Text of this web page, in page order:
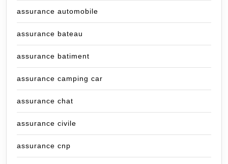
assurance automobile
assurance bateau
assurance batiment
assurance camping car
assurance chat
assurance civile
assurance cnp